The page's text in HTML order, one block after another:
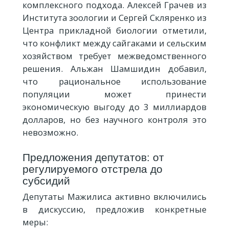
комплексного подхода. Алексей Грачев из
Института зоологии и Сергей Скляренко из
Центра прикладной биологии отметили,
что конфликт между сайгаками и сельским
хозяйством требует межведомственного
решения. Альжан Шамшидин добавил,
что рациональное использование
популяции может принести
экономическую выгоду до 3 миллиардов
долларов, но без научного контроля это
невозможно.
Предложения депутатов: от
регулируемого отстрела до
субсидий
Депутаты Мажилиса активно включились
в дискуссию, предложив конкретные
меры: